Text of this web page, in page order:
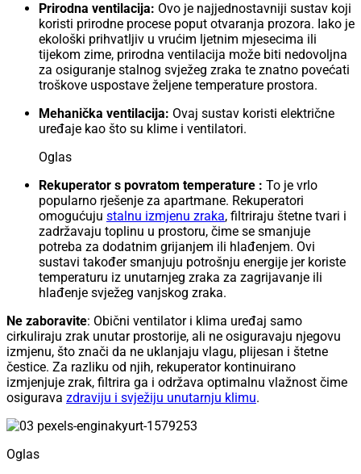
Prirodna ventilacija: Ovo je najjednostavniji sustav koji
koristi prirodne procese poput otvaranja prozora. Iako je
ekološki prihvatljiv u vrućim ljetnim mjesecima ili
tijekom zime, prirodna ventilacija može biti nedovoljna
za osiguranje stalnog svježeg zraka te znatno povećati
troškove uspostave željene temperature prostora.
Mehanička ventilacija: Ovaj sustav koristi električne
uređaje kao što su klime i ventilatori.
Oglas
Rekuperator s povratom temperature : To je vrlo
popularno rješenje za apartmane. Rekuperatori
omogućuju stalnu izmjenu zraka, filtriraju štetne tvari i
zadržavaju toplinu u prostoru, čime se smanjuje
potreba za dodatnim grijanjem ili hlađenjem. Ovi
sustavi također smanjuju potrošnju energije jer koriste
temperaturu iz unutarnjeg zraka za zagrijavanje ili
hlađenje svježeg vanjskog zraka.
Ne zaboravite: Obični ventilator i klima uređaj samo
cirkuliraju zrak unutar prostorije, ali ne osiguravaju njegovu
izmjenu, što znači da ne uklanjaju vlagu, plijesan i štetne
čestice. Za razliku od njih, rekuperator kontinuirano
izmjenjuje zrak, filtrira ga i održava optimalnu vlažnost čime
osigurava zdraviju i svježiju unutarnju klimu.
Oglas